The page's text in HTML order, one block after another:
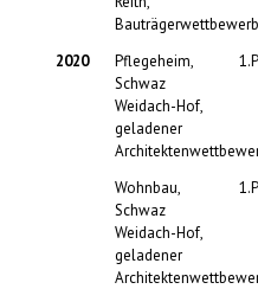
Bauträgerwettbewerb
2020
Pflegeheim,
Schwaz
Weidach-Hof,
geladener
Wohnbau,
Schwaz
Weidach-Hof,
geladener